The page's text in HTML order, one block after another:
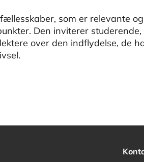
som er relevante og
Den inviterer
over den indflydelse, de